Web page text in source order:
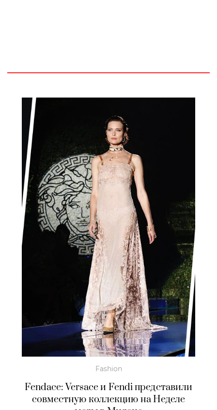
Fashion
Fendace: Versace и Fendi представили
совместную коллекцию на Неделе